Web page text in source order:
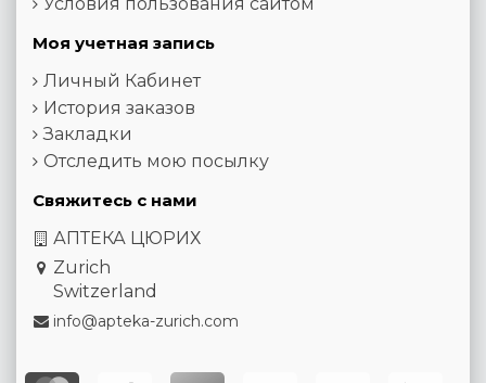
Моя учетная запись
Личный Кабинет
История заказов
Закладки
Отследить мою посылку
Свяжитесь с нами
АПТЕКА ЦЮРИХ
Zurich
Switzerland
info@apteka-zurich.com